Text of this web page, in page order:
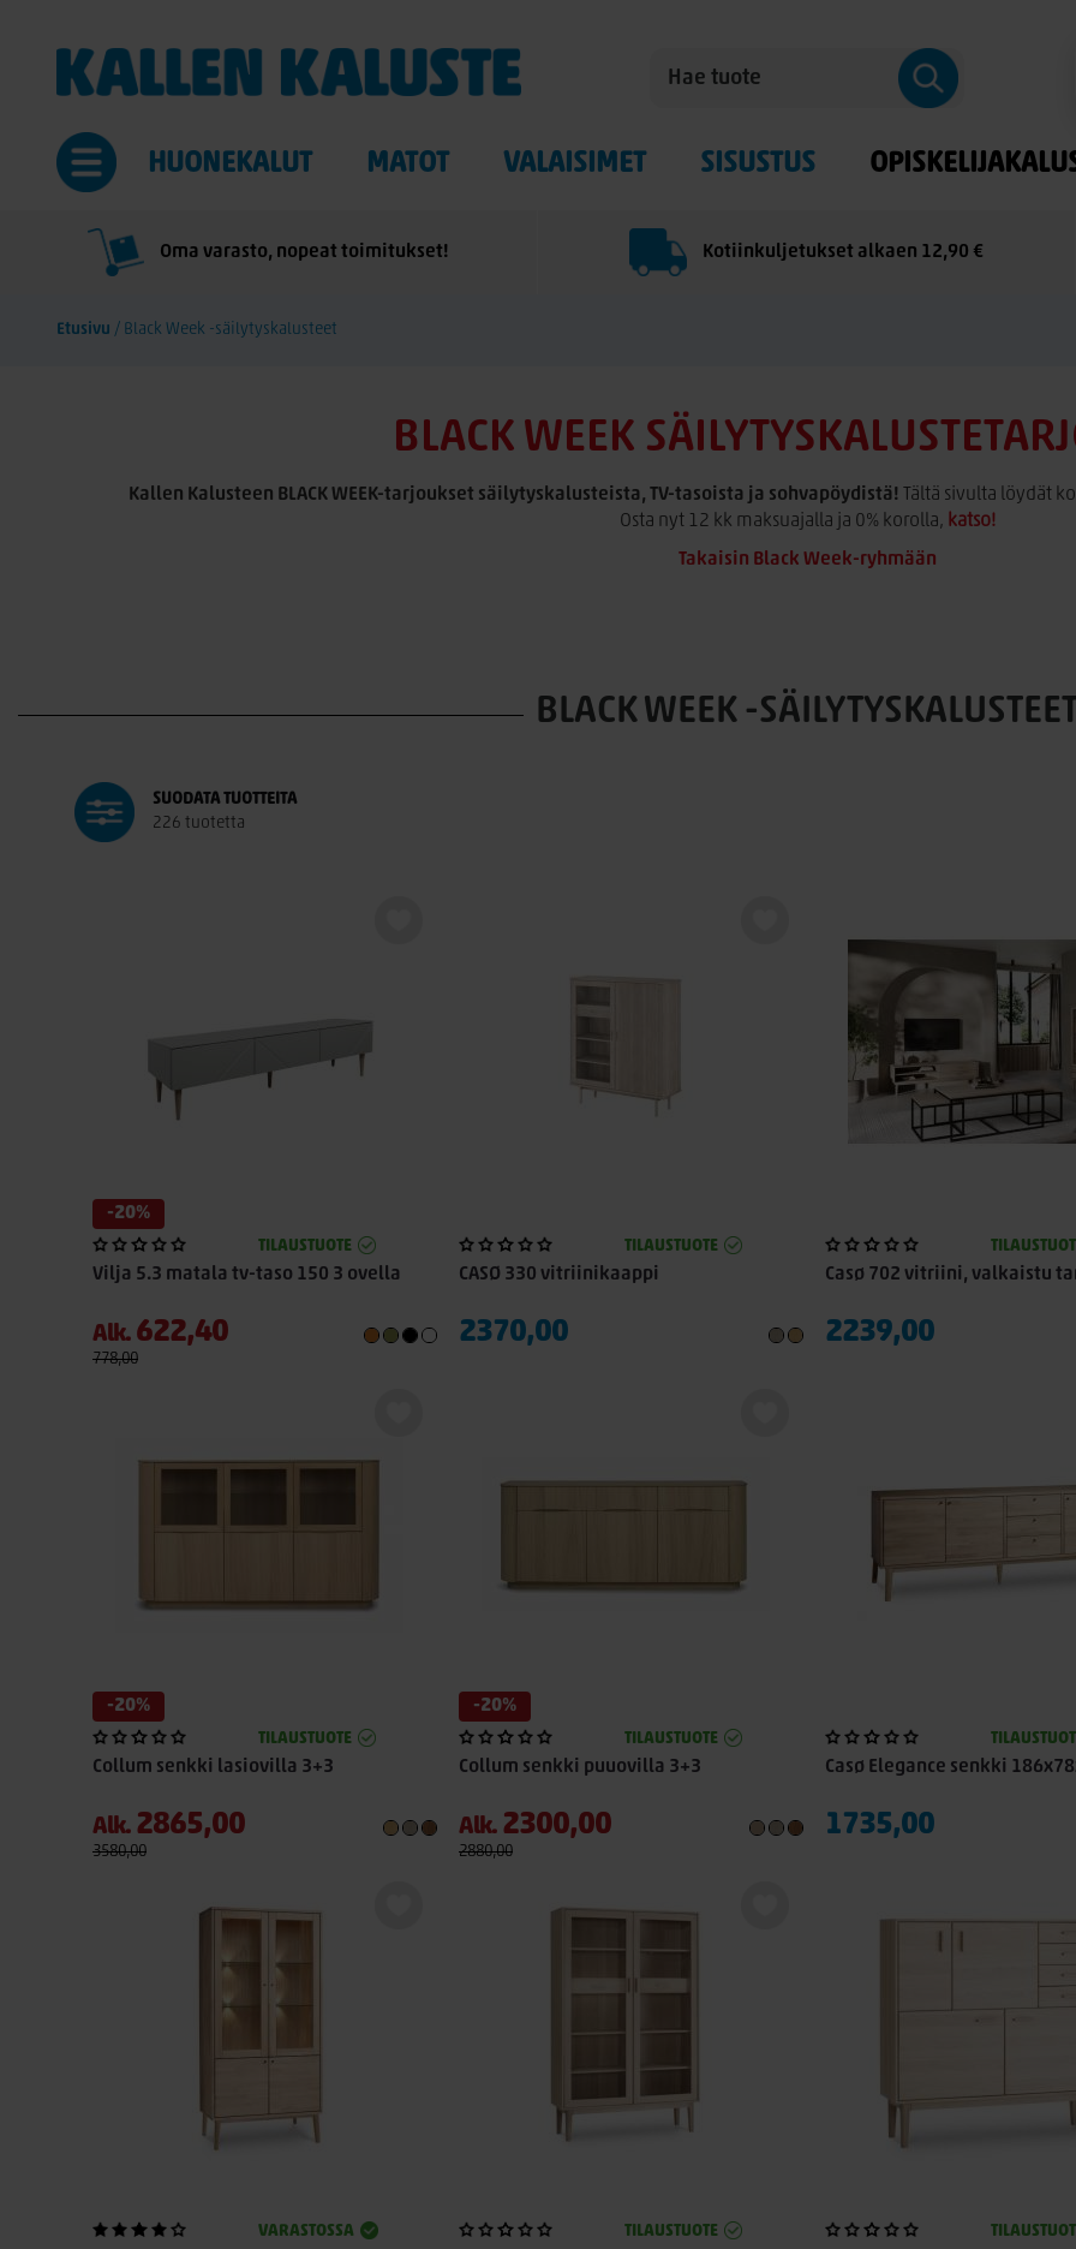
HUONEKALUT MATOT VALAISIMET SISUSTUS
Oma varasto, nopeat toimitukset! Kotiinkuljetukset alkaen 12,90 €
Etusivu / Black Week -säilytyskalusteet
BLACK WEEK
Kallen Kalusteen BLACK WEEK-tarjoukset säilytyskalusteista, TV-tasoista ja sohvapöydistä!
Tältä sivulta löydät
Osta nyt 12 kk maksuajalla ja 0% korolla, katso!
Takaisin Black Week-ryhmään
BLACK WEEK -
SUODATA TUOTTEITA
226 tuotetta
-20%
TILAUSTUOTE
Vilja 5.3 matala tv-taso 150 3 ovella
Alk. 622,40
778,00
TILAUSTUOTE
CASØ 330 vitriinikaappi
2370,00
Casø 702 vitriini, valkaistu
2239,00
-20%
TILAUSTUOTE
Collum senkki lasiovilla 3+3
Alk. 2865,00
3580,00
-20%
TILAUSTUOTE
Collum senkki puuovilla 3+3
Alk. 2300,00
2880,00
Casø Elegance senkki
1735,00
VARASTOSSA TILAUSTUOTE